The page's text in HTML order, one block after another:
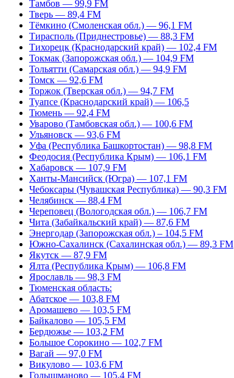
Тамбов — 99,9 FM
Тверь — 89,4 FM
Тёмкино (Смоленская обл.) — 96,1 FM
Тирасполь (Приднестровье) — 88,3 FM
Тихорецк (Краснодарский край) — 102,4 FM
Токмак (Запорожская обл.) — 104,9 FM
Тольятти (Самарская обл.) — 94,9 FM
Томск — 92,6 FM
Торжок (Тверская обл.) — 94,7 FM
Туапсе (Краснодарский край) — 106,5
Тюмень — 92,4 FM
Уварово (Тамбовская обл.) — 100,6 FM
Ульяновск — 93,6 FM
Уфа (Республика Башкортостан) — 98,8 FM
Феодосия (Республика Крым) — 106,1 FM
Хабаровск — 107,9 FM
Ханты-Мансийск (Югра) — 107,1 FM
Чебоксары (Чувашская Республика) — 90,3 FM
Челябинск — 88,4 FM
Череповец (Вологодская обл.) — 106,7 FM
Чита (Забайкальский край) — 87,6 FM
Энергодар (Запорожская обл.) – 104,5 FM
Южно-Сахалинск (Сахалинская обл.) — 89,3 FM
Якутск — 87,9 FM
Ялта (Республика Крым) — 106,8 FM
Ярославль — 98,3 FM
Тюменская область:
Абатское — 103,8 FM
Аромашево — 103,5 FM
Байкалово — 105,5 FM
Бердюжье — 103,2 FM
Большое Сорокино — 102,7 FM
Вагай — 97,0 FM
Викулово — 103,6 FM
Голышманово — 105,4 FM